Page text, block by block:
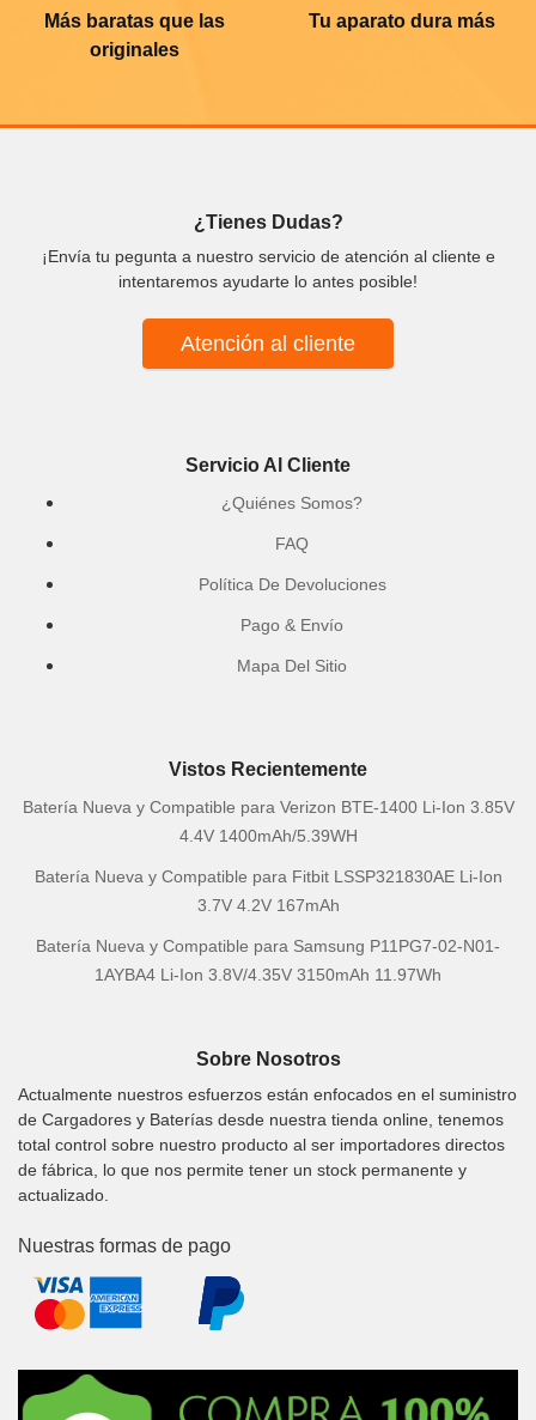
Más baratas que las
originales
Tu aparato dura más
¿Tienes Dudas?
¡Envía tu pegunta a nuestro servicio de atención al cliente e
intentaremos ayudarte lo antes posible!
Atención al cliente
Servicio Al Cliente
¿Quiénes Somos?
FAQ
Política De Devoluciones
Pago & Envío
Mapa Del Sitio
Vistos Recientemente
Batería Nueva y Compatible para Verizon BTE-1400 Li-Ion 3.85V
4.4V 1400mAh/5.39WH
Batería Nueva y Compatible para Fitbit LSSP321830AE Li-Ion
3.7V 4.2V 167mAh
Batería Nueva y Compatible para Samsung P11PG7-02-N01-
1AYBA4 Li-Ion 3.8V/4.35V 3150mAh 11.97Wh
Sobre Nosotros
Actualmente nuestros esfuerzos están enfocados en el suministro
de Cargadores y Baterías desde nuestra tienda online, tenemos
total control sobre nuestro producto al ser importadores directos
de fábrica, lo que nos permite tener un stock permanente y
actualizado.
Nuestras formas de pago